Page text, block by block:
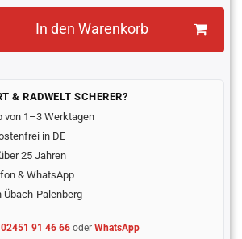
In den Warenkorb
& RADWELT SCHERER?
von 1–3 Werktagen
in DE
25 Jahren
& WhatsApp
Übach-Palenberg
02451 91 46 66 oderWhatsApp